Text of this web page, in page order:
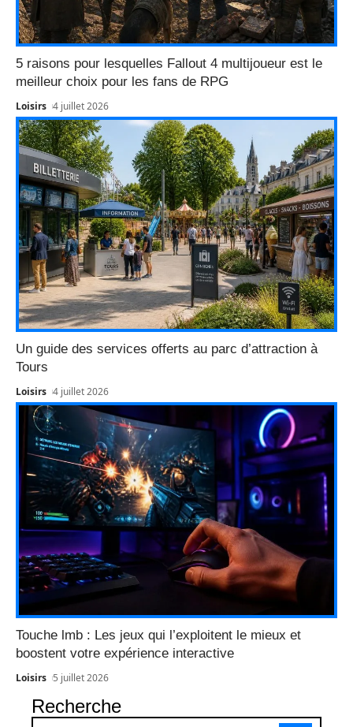
5 raisons pour lesquelles Fallout 4 multijoueur est le
meilleur choix pour les fans de RPG
Loisirs 4 juillet 2026
Un guide des services offerts au parc d’attraction à
Tours
Loisirs 4 juillet 2026
Touche lmb : Les jeux qui l’exploitent le mieux et
boostent votre expérience interactive
Loisirs 5 juillet 2026
Recherche